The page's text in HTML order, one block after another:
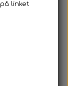
linket